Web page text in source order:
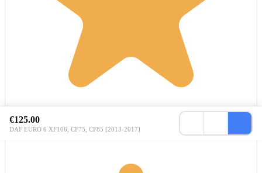
€125.00
DAF EURO 6 XF106, CF75, CF85 [2013-2017]